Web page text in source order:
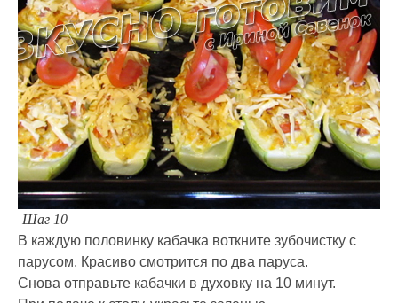
Шаг 10
В каждую половинку кабачка воткните зубочистку с
парусом. Красиво смотрится по два паруса.
Снова отправьте кабачки в духовку на 10 минут.